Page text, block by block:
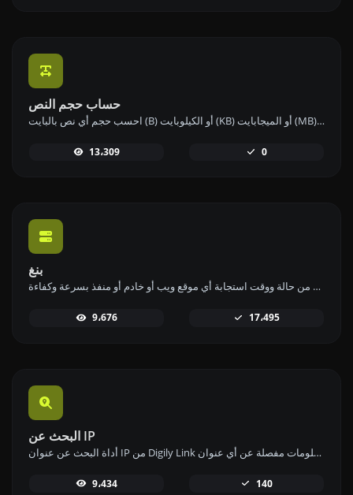
حساب حجم النص
احسب حجم أي نص بالبايت (B) أو الكيلوبايت (KB) أو الميجابايت (MB) باستخدام أداة حساب حجم النص لدينا.
13،309 0
بنغ
استخدم أداة البينج الخاصة بنا للتحقق من حالة ووقت استجابة أي موقع ويب أو خادم أو منفذ بسرعة وكفاءة.
9،676 17،495
البحث عن IP
أداة البحث عن عنوان IP من Digily Link توفر معلومات مفصلة عن أي عنوان IP. استخدم هذه الخدمة المجانية عبر الإنترنت للحصول على بيانات شاملة عن IP.
9،434 140